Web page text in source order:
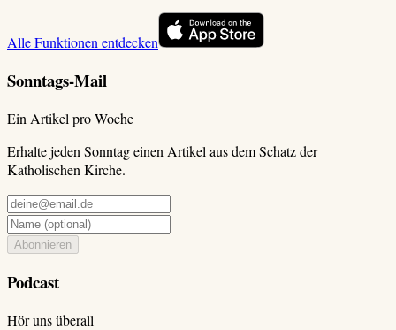
Alle Funktionen entdecken
Sonntags-Mail
Ein Artikel pro Woche
Erhalte jeden Sonntag einen Artikel aus dem Schatz der
Katholischen Kirche.
Abonnieren
Podcast
Hör uns überall